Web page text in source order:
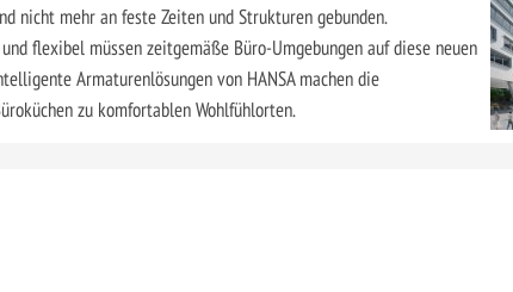
nicht mehr an feste Zeiten und Strukturen gebunden.
flexibel müssen zeitgemäße Büro-Umgebungen auf diese neuen
Armaturenlösungen von HANSA machen die
zu komfortablen Wohlfühlorten.